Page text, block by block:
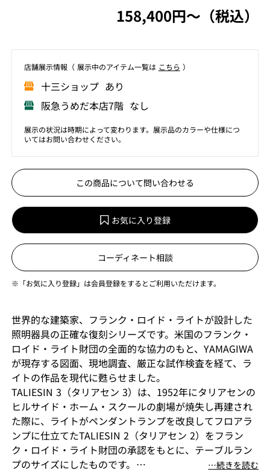
158,400円〜（税込）
店舗展⽰情報（ 展⽰中のアイテム⼀覧は こちら ）
⼗三ショップ あり
阪急うめだ本店7階 なし
展示の状況は時期によって変わります。展示品のカラーや仕様につ
いてはお問い合わせください。
この商品について問い合わせる
お気に入り登録
コーディネート相談
※「お気に入り登録」は会員登録をするとご利用いただけます。
世界的な建築家、フランク・ロイド・ライトが設計した
照明器具の正確な復刻シリーズです。米国のフランク・
ロイド・ライト財団の全面的な協力のもと、YAMAGIWA
が現存する図面、現地調査、厳正な試作検査を経て、ラ
イトの作品を現代に甦らせました。
TALIESIN 3（タリアセン 3）は、1952年にタリアセンの
ヒルサイド・ホーム・スクールの劇場が焼失し再建され
た際に、ライトがペンダントランプを改良してフロアラ
ンプに仕立てたTALIESIN 2（タリアセン 2）をフラン
ク・ロイド・ライト財団の承認をもとに、テーブルラン
プのサイズにしたものです。
⋯続きを読む